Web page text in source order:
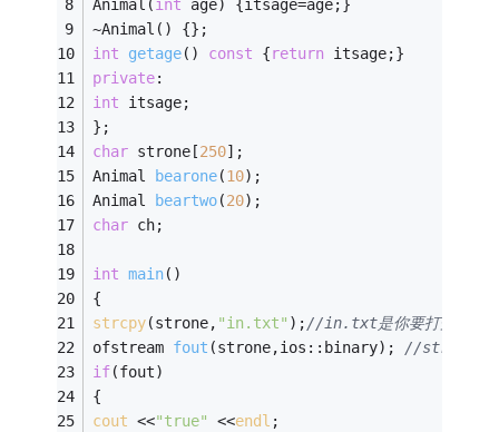
Animal(int age) {itsage=age;}
~Animal() {};
int
getage() const {return itsage;}
private:
int itsage;
};
char strone[250];
Animal
bearone(10) ;
Animal
beartwo(20) ;
char ch;
int main()
{
strcpy(strone, "in.txt" );//in.txt是你要打开的文
ofstream fout (strone,ios::binary) ; //strong里面
if(fout)
{
cout <<"true" <<endl ;